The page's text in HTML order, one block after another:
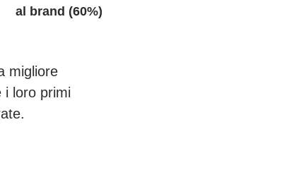
al brand (60%)
migliore
i loro primi